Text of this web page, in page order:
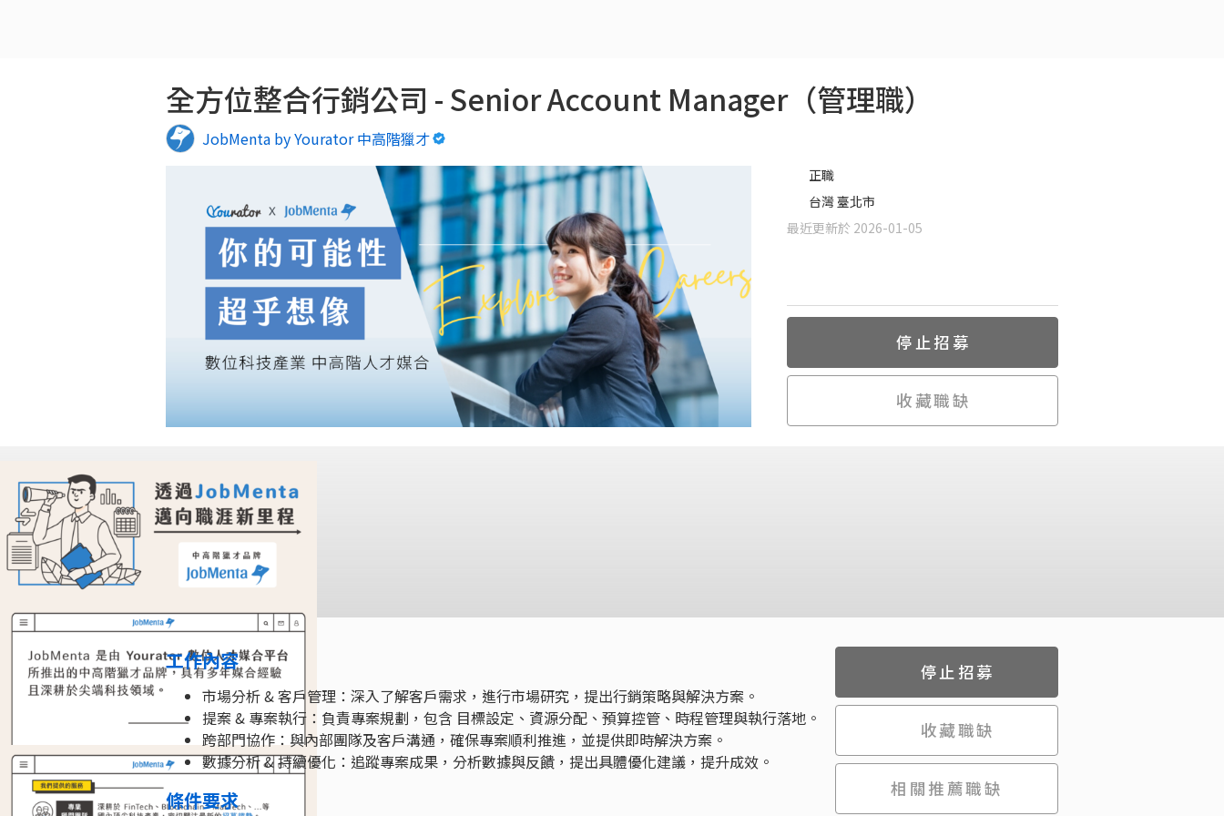
全方位整合行銷公司 - Senior Account Manager（管理職）
JobMenta by Yourator 中高階獵才
正職
台灣 臺北市
最近更新於 2026-01-05
停止招募
收藏職缺
工作內容
市場分析 & 客戶管理：深入了解客戶需求，進行市場研究，提出行銷策略與解決方案。
提案 & 專案執行：負責專案規劃，包含 目標設定、資源分配、預算控管、時程管理與執行落地。
跨部門協作：與內部團隊及客戶溝通，確保專案順利推進，並提供即時解決方案。
數據分析 & 持續優化：追蹤專案成果，分析數據與反饋，提出具體優化建議，提升成效。
條件要求
停止招募
收藏職缺
相關推薦職缺